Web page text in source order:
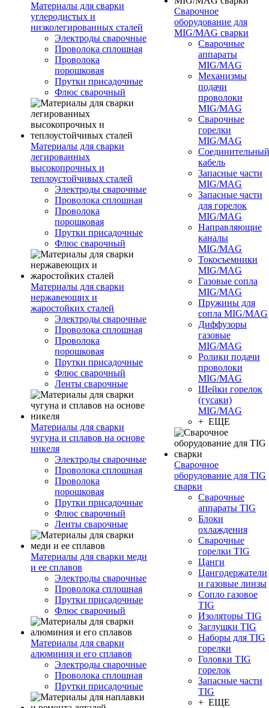
Материалы для сварки
углеродистых и
низколегированных сталей
Электроды сварочные
Проволока сплошная
Проволока
порошковая
Прутки присадочные
Флюс сварочный
Материалы для сварки
легированных
высокопрочных и
теплоустойчивых сталей
Электроды сварочные
Проволока сплошная
Проволока
порошковая
Прутки присадочные
Флюс сварочный
Материалы для сварки
нержавеющих и
жаростойких сталей
Электроды сварочные
Проволока сплошная
Проволока
порошковая
Прутки присадочные
Флюс сварочный
Ленты сварочные
Материалы для сварки
чугуна и сплавов на основе
никеля
Электроды сварочные
Проволока сплошная
Проволока
порошковая
Прутки присадочные
Флюс сварочный
Ленты сварочные
Материалы для сварки меди
и ее сплавов
Электроды сварочные
Проволока сплошная
Прутки присадочные
Флюс сварочный
Материалы для сварки
алюминия и его сплавов
Электроды сварочные
Проволока сплошная
Прутки присадочные
Сварочное
оборудование для
MIG/MAG сварки
Сварочные
аппараты
MIG/MAG
Механизмы
подачи
проволоки
MIG/MAG
Сварочные
горелки
MIG/MAG
Соединительный
кабель
Запасные части
MIG/MAG
Запасные части
для горелок
MIG/MAG
Направляющие
каналы
MIG/MAG
Токосъемники
MIG/MAG
Газовые сопла
MIG/MAG
Пружины для
сопла MIG/MAG
Диффузоры
газовые
MIG/MAG
Ролики подачи
проволоки
MIG/MAG
Шейки горелок
(гусаки)
MIG/MAG
+ ЕЩЕ
Сварочное
оборудование для TIG
сварки
Сварочные
аппараты TIG
Блоки
охлаждения
Сварочные
горелки TIG
Цанги
Цангодержатели
и газовые линзы
Сопло газовое
TIG
Изоляторы TIG
Заглушки TIG
Наборы для TIG
горелки
Головки TIG
горелок
Запасные части
TIG
+ ЕЩЕ